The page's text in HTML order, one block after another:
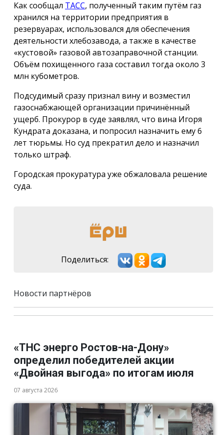
Как сообщал ТАСС, полученный таким путём газ
хранился на территории предприятия в
резервуарах, использовался для обеспечения
деятельности хлебозавода, а также в качестве
«кустовой» газовой автозаправочной станции.
Объём похищенного газа составил тогда около 3
млн кубометров.
Подсудимый сразу признал вину и возместил
газоснабжающей организации причинённый
ущерб. Прокурор в суде заявлял, что вина Игоря
Кундрата доказана, и попросил назначить ему 6
лет тюрьмы. Но суд прекратил дело и назначил
только штраф.
Городская прокуратура уже обжаловала решение
суда.
Поделиться:
Новости партнёров
«ТНС энерго Ростов-на-Дону»
определил победителей акции
«Двойная выгода» по итогам июля
07 августа 2026